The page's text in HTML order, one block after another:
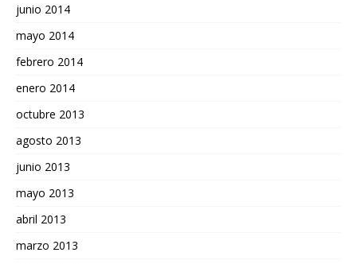
junio 2014
mayo 2014
febrero 2014
enero 2014
octubre 2013
agosto 2013
junio 2013
mayo 2013
abril 2013
marzo 2013